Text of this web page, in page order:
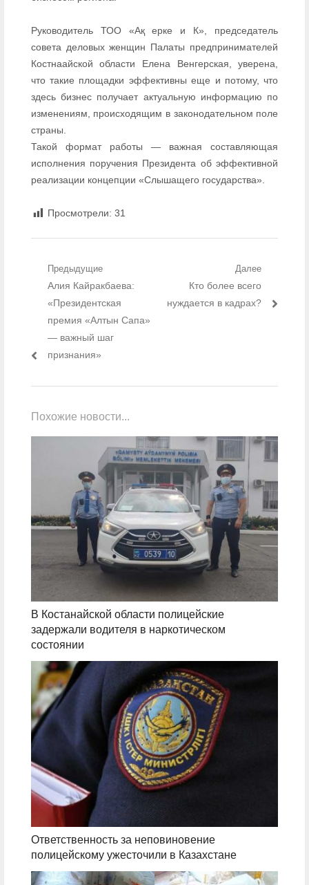
Руководитель ТОО «Ақ ерке и К», председатель
совета деловых женщин Палаты предпринимателей
Костнаайской области Елена Венгерская, уверена,
что такие площадки эффективны еще и потому, что
здесь бизнес получает актуальную информацию по
изменениям, происходящим в законодательном поле
страны.
Такой формат работы — важная составляющая
исполнения поручения Президента об эффективной
реализации концепции «Слышащего государства».
Просмотрели: 31
Навигация по записям
Предыдущие
Предыдущий пост:
Алия Кайракбаева:
«Президентская
премия «Алтын Сапа»
— важный шаг
признания»
Далее
Следующий пост:
Кто более всего
нуждается в кадрах?
Похожие новости...
В Костанайской области полицейские
задержали водителя в наркотическом
состоянии
Ответственность за неповиновение
полицейскому ужесточили в Казахстане